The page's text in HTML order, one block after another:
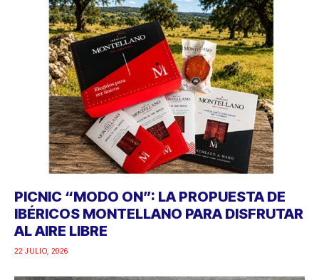
PICNIC “MODO ON”: LA PROPUESTA DE
IBÉRICOS MONTELLANO PARA DISFRUTAR
AL AIRE LIBRE
22 JULIO, 2026